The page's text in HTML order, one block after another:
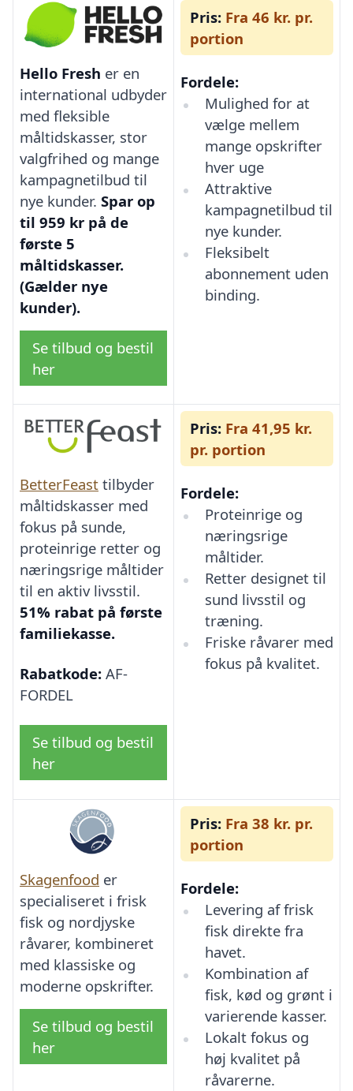
Hello Fresh er en
international udbyder
med fleksible
måltidskasser, stor
valgfrihed og mange
kampagnetilbud til
nye kunder. Spar op
til 959 kr på de
første 5
måltidskasser.
(Gælder nye
kunder).
Se tilbud og bestil
her
Pris: Fra 46 kr. pr.
portion
Fordele:
Mulighed for at
vælge mellem
mange opskrifter
hver uge
Attraktive
kampagnetilbud til
nye kunder.
Fleksibelt
abonnement uden
binding.
BetterFeast tilbyder
måltidskasser med
fokus på sunde,
proteinrige retter og
næringsrige måltider
til en aktiv livsstil.
51% rabat på første
familiekasse.
Rabatkode: AF-
FORDEL
Se tilbud og bestil
her
Pris: Fra 41,95 kr.
pr. portion
Fordele:
Proteinrige og
næringsrige
måltider.
Retter designet til
sund livsstil og
træning.
Friske råvarer med
fokus på kvalitet.
Skagenfood er
specialiseret i frisk
fisk og nordjyske
råvarer, kombineret
med klassiske og
moderne opskrifter.
Se tilbud og bestil
her
Pris: Fra 38 kr. pr.
portion
Fordele:
Levering af frisk
fisk direkte fra
havet.
Kombination af
fisk, kød og grønt i
varierende kasser.
Lokalt fokus og
høj kvalitet på
råvarerne.